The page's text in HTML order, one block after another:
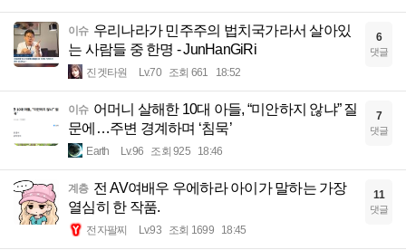
이슈 우리나라가 민주주의 법치국가라서 살아있
는 사람들 중 한명 - JunHanGiRi
진겟타원 Lv.70 조회 661 18:52
6
댓글
이슈 어머니 살해한 10대 아들, “미안하지 않냐” 질
문에…주변 경계하며 ‘침묵’
Earth Lv.96 조회 925 18:46
7
댓글
계층 전 AV여배우 우에하라 아이가 말하는 가장
열심히 한 작품.
전자팔찌 Lv.93 조회 1699 18:45
11
댓글